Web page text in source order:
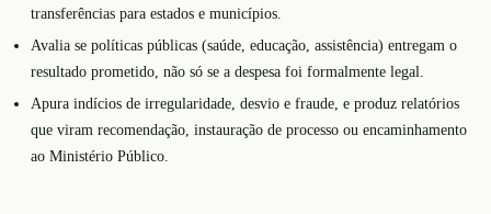
transferências para estados e municípios.
Avalia se políticas públicas (saúde, educação, assistência) entregam o
resultado prometido, não só se a despesa foi formalmente legal.
Apura indícios de irregularidade, desvio e fraude, e produz relatórios
que viram recomendação, instauração de processo ou encaminhamento
ao Ministério Público.